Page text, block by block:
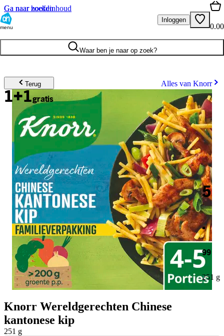
Ga naar hoofdinhoud
Ga naar zoeken
menu
Inloggen
0.00
Waar ben je naar op zoek?
Terug Alles van Knorr
1+1gratis
5
.
99
251 g
Knorr Wereldgerechten Chinese
kantonese kip
251 g